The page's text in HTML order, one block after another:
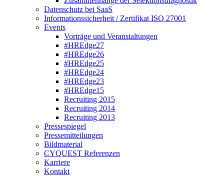
Datenschutz bei SaaS
Informationssicherheit / Zertifikat ISO 27001
Events
Vorträge und Veranstaltungen
#HREdge27
#HREdge26
#HREdge25
#HREdge24
#HREdge23
#HREdge15
Recruiting 2015
Recruiting 2014
Recruiting 2013
Pressespiegel
Pressemitteilungen
Bildmaterial
CYQUEST Referenzen
Karriere
Kontakt